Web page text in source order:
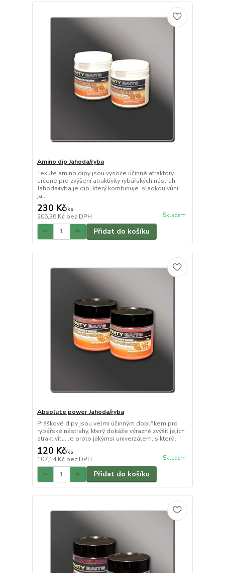
Amino dip Jahoda/ryba
Tekuté amino dipy jsou vysoce účinné atraktory
určené pro zvýšení atraktivity rybářských nástrah.
Jahoda/ryba je dip, který kombinuje sladkou vůni
ja...
230 Kč/ks
205,36 Kč bez DPH Skladem
Přidat do košíku
Absolute power Jahoda/ryba
Práškové dipy jsou velmi účinným doplňkem pro
rybářské nástrahy, který dokáže výrazně zvýšit jejich
atraktivitu. Je proto jakýmsi univerzálem, s který...
120 Kč/ks
107,14 Kč bez DPH Skladem
Přidat do košíku